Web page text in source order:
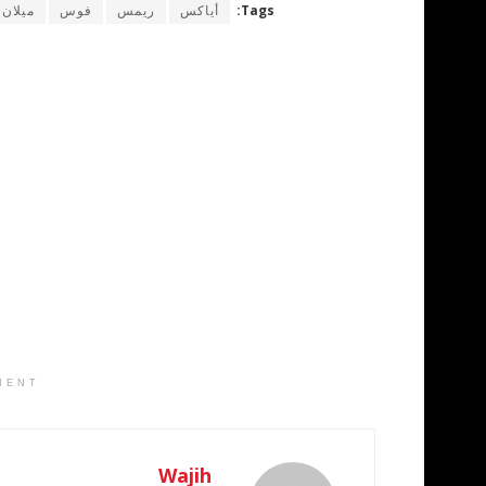
Tags: أياكس ريمس فوس ميلان
Wajih